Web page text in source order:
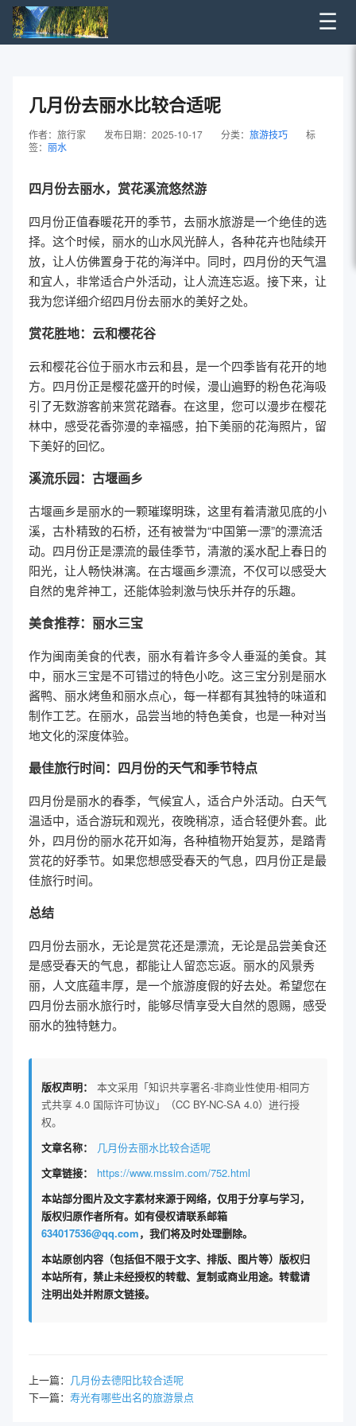
☰
几月份去丽水比较合适呢
作者：旅行家 发布日期：2025-10-17 分类： 旅游技巧
标
签： 丽水
四月份去丽水，赏花溪流悠然游
四月份正值春暖花开的季节，去丽水旅游是一个绝佳的选
择。这个时候，丽水的山水风光醉人，各种花卉也陆续开
放，让人仿佛置身于花的海洋中。同时，四月份的天气温
和宜人，非常适合户外活动，让人流连忘返。接下来，让
我为您详细介绍四月份去丽水的美好之处。
赏花胜地：云和樱花谷
云和樱花谷位于丽水市云和县，是一个四季皆有花开的地
方。四月份正是樱花盛开的时候，漫山遍野的粉色花海吸
引了无数游客前来赏花踏春。在这里，您可以漫步在樱花
林中，感受花香弥漫的幸福感，拍下美丽的花海照片，留
下美好的回忆。
溪流乐园：古堰画乡
古堰画乡是丽水的一颗璀璨明珠，这里有着清澈见底的小
溪，古朴精致的石桥，还有被誉为“中国第一漂”的漂流活
动。四月份正是漂流的最佳季节，清澈的溪水配上春日的
阳光，让人畅快淋漓。在古堰画乡漂流，不仅可以感受大
自然的鬼斧神工，还能体验刺激与快乐并存的乐趣。
美食推荐：丽水三宝
作为闽南美食的代表，丽水有着许多令人垂涎的美食。其
中，丽水三宝是不可错过的特色小吃。这三宝分别是丽水
酱鸭、丽水烤鱼和丽水点心，每一样都有其独特的味道和
制作工艺。在丽水，品尝当地的特色美食，也是一种对当
地文化的深度体验。
最佳旅行时间：四月份的天气和季节特点
四月份是丽水的春季，气候宜人，适合户外活动。白天气
温适中，适合游玩和观光，夜晚稍凉，适合轻便外套。此
外，四月份的丽水花开如海，各种植物开始复苏，是踏青
赏花的好季节。如果您想感受春天的气息，四月份正是最
佳旅行时间。
总结
四月份去丽水，无论是赏花还是漂流，无论是品尝美食还
是感受春天的气息，都能让人留恋忘返。丽水的风景秀
丽，人文底蕴丰厚，是一个旅游度假的好去处。希望您在
四月份去丽水旅行时，能够尽情享受大自然的恩赐，感受
丽水的独特魅力。
版权声明：
本文采用「知识共享署名-非商业性使用-相同方
式共享 4.0 国际许可协议」（CC BY-NC-SA 4.0）进行授
权。
文章名称：
几月份去丽水比较合适呢
文章链接：
https://www.mssim.com/752.html
本站部分图片及文字素材来源于网络，仅用于分享与学习，
版权归原作者所有。如有侵权请联系邮箱
634017536@qq.com，我们将及时处理删除。
本站原创内容（包括但不限于文字、排版、图片等）版权归
本站所有，禁止未经授权的转载、复制或商业用途。转载请
注明出处并附原文链接。
上一篇： 几月份去德阳比较合适呢
下一篇： 寿光有哪些出名的旅游景点